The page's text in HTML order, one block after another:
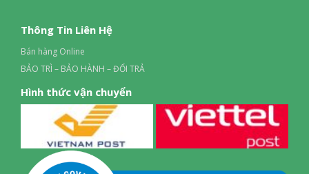
Thông Tin Liên Hệ
Bán hàng Online
BẢO TRÌ – BẢO HÀNH – ĐỔI TRẢ
Hình thức vận chuyển